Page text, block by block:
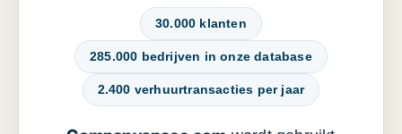
30.000 klanten
285.000 bedrijven in onze database
2.400 verhuurtransacties per jaar